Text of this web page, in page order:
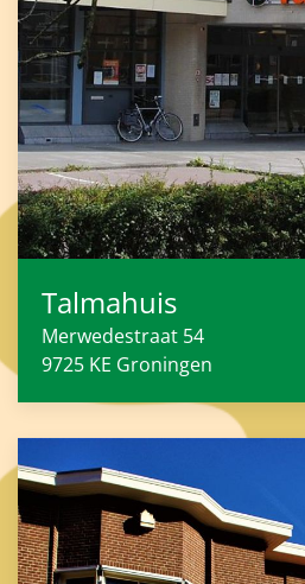
Talmahuis
Merwedestraat 54
9725 KE Groningen